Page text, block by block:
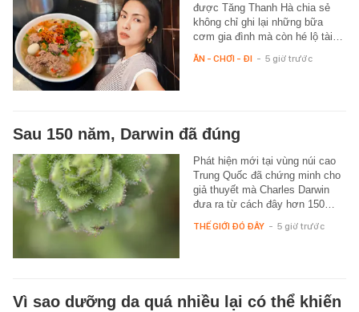
được Tăng Thanh Hà chia sẻ
không chỉ ghi lại những bữa
cơm gia đình mà còn hé lộ tài…
ĂN - CHƠI - ĐI - 5 giờ trước
Sau 150 năm, Darwin đã đúng
Phát hiện mới tại vùng núi cao
Trung Quốc đã chứng minh cho
giả thuyết mà Charles Darwin
đưa ra từ cách đây hơn 150…
THẾ GIỚI ĐÓ ĐÂY - 5 giờ trước
Vì sao dưỡng da quá nhiều lại có thể khiến